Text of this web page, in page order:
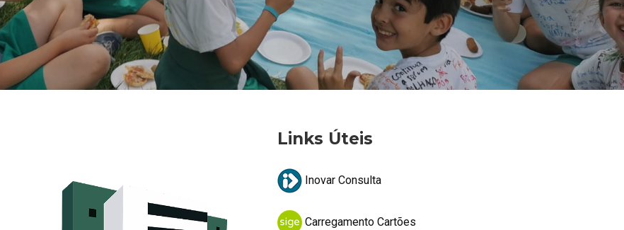
Links Úteis
Inovar Consulta
Carregamento Cartões